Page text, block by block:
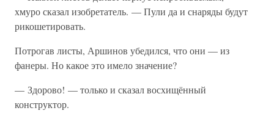
хмуро сказал изобретатель. — Пули да и снаряды будут
рикошетировать.
Потрогав листы, Аршинов убедился, что они — из
фанеры. Но какое это имело значение?
— Здорово! — только и сказал восхищённый
конструктор.